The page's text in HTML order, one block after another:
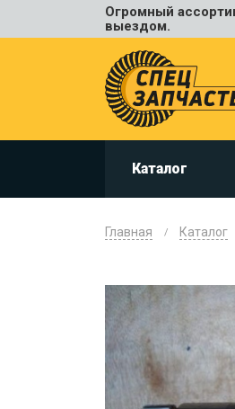
Огромный
выездом.
Каталог
Главная Каталог